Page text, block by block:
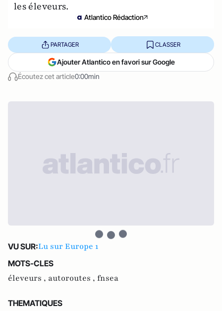
les éleveurs.
Atlantico Rédaction
Écoutez cet article0:00min
PARTAGER CLASSER
Ajouter Atlantico en favori sur Google
VU SUR:Lu sur Europe 1
MOTS-CLES
éleveurs , autoroutes , fnsea
THEMATIQUES